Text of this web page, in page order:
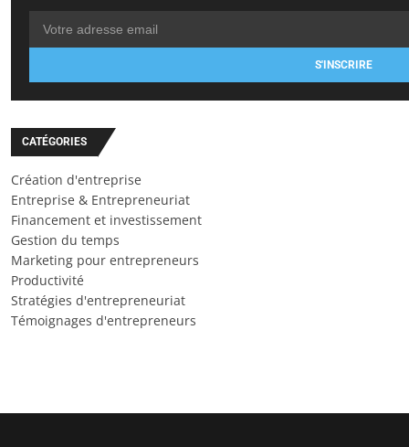
S'INSCRIRE
CATÉGORIES
Création d'entreprise
Entreprise & Entrepreneuriat
Financement et investissement
Gestion du temps
Marketing pour entrepreneurs
Productivité
Stratégies d'entrepreneuriat
Témoignages d'entrepreneurs